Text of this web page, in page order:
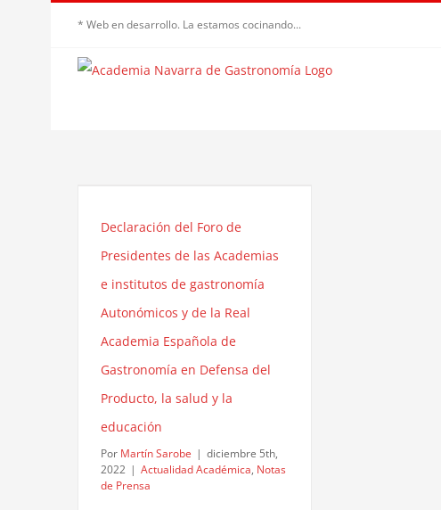
* Web en desarrollo. La estamos cocinando...
Declaración del Foro de
Presidentes de las Academias
e institutos de gastronomía
Autonómicos y de la Real
Academia Española de
Gastronomía en Defensa del
Producto, la salud y la
educación
Por Martín Sarobe | diciembre 5th,
2022 | Actualidad Académica, Notas
de Prensa